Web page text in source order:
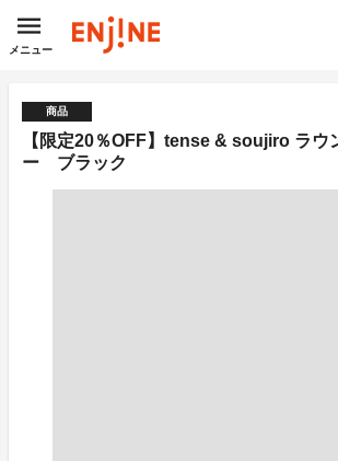
メニュー
商品
【限定20％OFF】tense & soujiro ラウ
ー ブラック